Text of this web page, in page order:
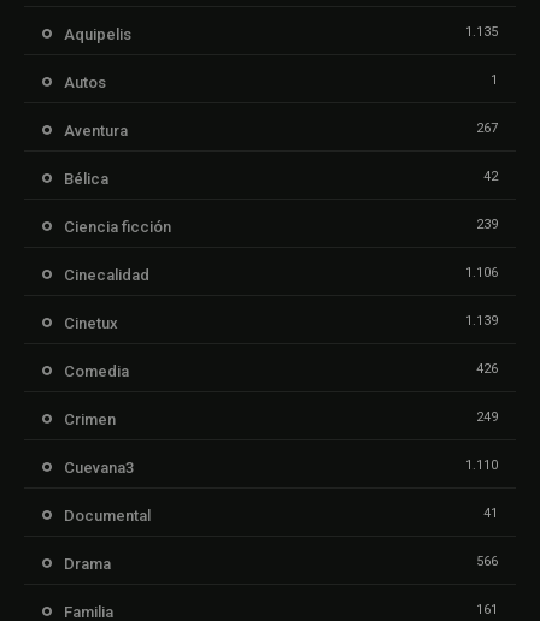
Aquipelis 1.135
Autos 1
Aventura 267
Bélica 42
Ciencia ficción 239
Cinecalidad 1.106
Cinetux 1.139
Comedia 426
Crimen 249
Cuevana3 1.110
Documental 41
Drama 566
Familia 161